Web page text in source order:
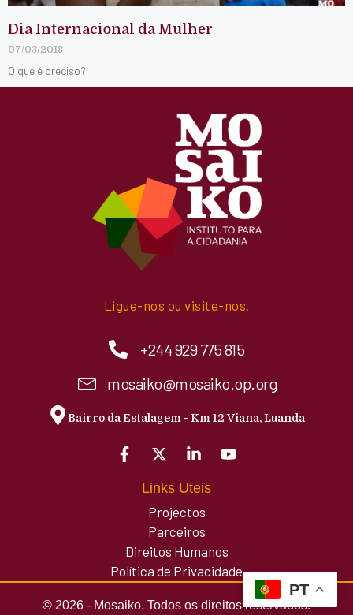
Dia Internacional da Mulher
07/03/2018
O que é preciso?
Ligue-nos ou visite-nos.
+244 929 775 815
mosaiko@mosaiko.op.org
Bairro da Estalagem - Km 12 Viana, Luanda
Links Uteis
Projectos
Parceiros
Direitos Humanos
Política de Privacidade
© 2026 - Mosaiko. Todos os direitos reservados.
PT